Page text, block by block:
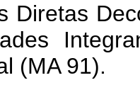
Diretas
(MA 91).